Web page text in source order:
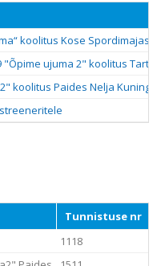
koolitus Kose Spordimajas
"Õpime ujuma 2" koolitus
koolitus Paides Nelja Kuninga
Tunnistuse nr
1118